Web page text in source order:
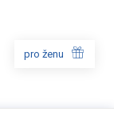
pro ženu